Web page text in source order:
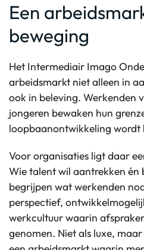
Een
beweging
Het Intermediair Imago
arbeidsmarkt niet alleen in
ook in beleving. Werkenden
jongeren bewaken hun
loopbaanontwikkeling wordt
Voor organisaties ligt daar
Wie talent wil aantrekken én
begrijpen wat werkenden
perspectief,
werkcultuur waarin
genomen. Niet als luxe,